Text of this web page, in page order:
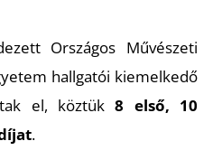
Országos Művészeti
hallgatói kiemelkedő
el, köztük8 első, 10
.